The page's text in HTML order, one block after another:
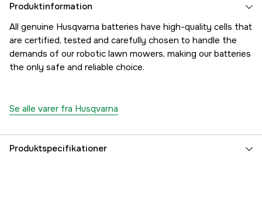
Produktinformation
All genuine Husqvarna batteries have high-quality cells that
are certified, tested and carefully chosen to handle the
demands of our robotic lawn mowers, making our batteries
the only safe and reliable choice.
Se alle varer fra Husqvarna
Produktspecifikationer